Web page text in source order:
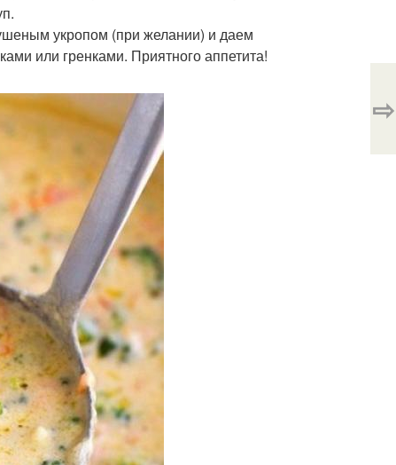
укропом (при желании) и даем
или гренками. Приятного аппетита!
⇨